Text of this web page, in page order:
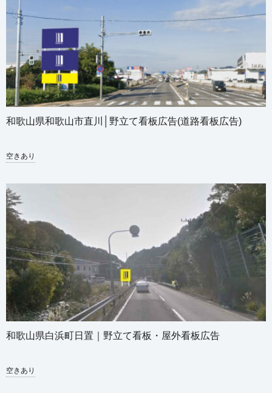
和歌山県和歌山市直川│野立て看板広告(道路看板広告)
空きあり
和歌山県白浜町日置｜野立て看板・屋外看板広告
空きあり